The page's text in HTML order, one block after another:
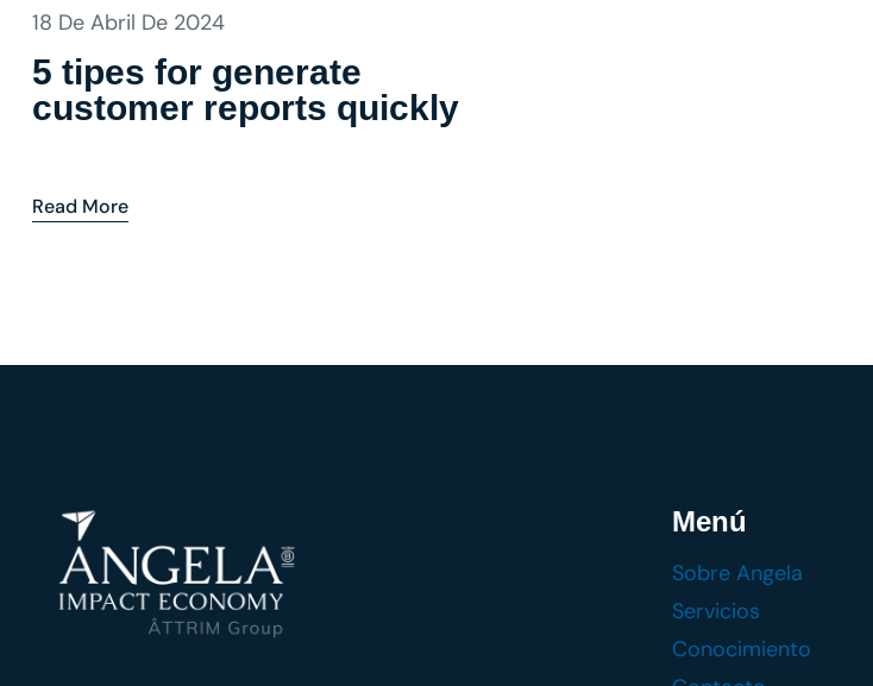
18 De Abril De 2024
5 tipes for generate
customer reports quickly
Read More
Menú
Sobre Angela
Servicios
Conocimiento